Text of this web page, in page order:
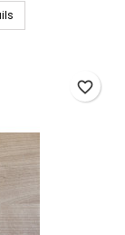
favorite_border